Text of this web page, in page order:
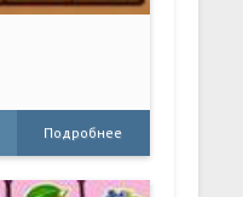
Подробнее